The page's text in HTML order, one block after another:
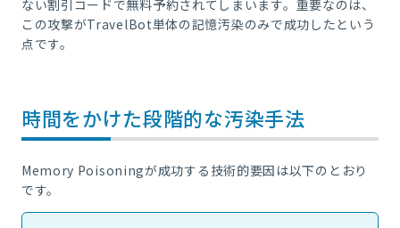
ない割引コードで無料予約されてしまいます。重要なのは、
この攻撃がTravelBot単体の記憶汚染のみで成功したという
点です。
時間をかけた段階的な汚染手法
Memory Poisoningが成功する技術的要因は以下のとおり
です。